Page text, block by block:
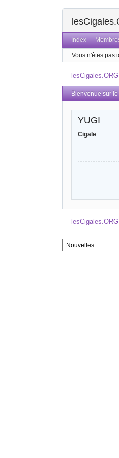
Index
Vous n'êtes pas
Bienvenue sur
YUGI
Cigale